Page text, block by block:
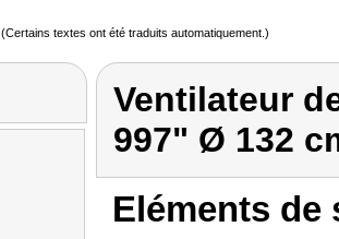
(Certains textes ont été traduits automatiquement.)
Ventilateur
997" Ø 132
Eléments